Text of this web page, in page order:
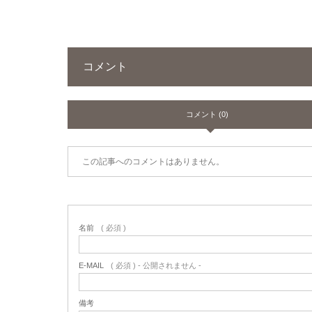
コメント
コメント (0)
この記事へのコメントはありません。
名前 ( 必須 )
E-MAIL ( 必須 ) - 公開されません -
備考